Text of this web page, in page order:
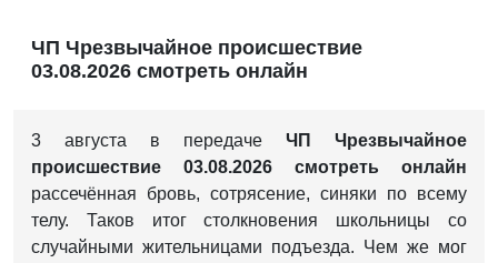
ЧП Чрезвычайное происшествие
03.08.2026 смотреть онлайн
3 августа в передаче ЧП Чрезвычайное
происшествие 03.08.2026 смотреть онлайн
рассечённая бровь, сотрясение, синяки по всему
телу. Таков итог столкновения школьницы со
случайными жительницами подъезда. Чем же мог